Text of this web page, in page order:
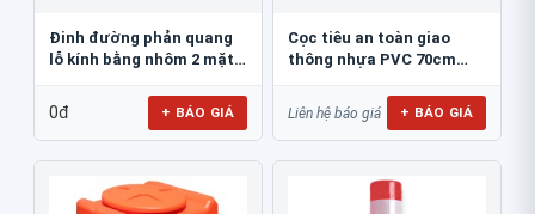
Đinh đường phản quang
lỗ kính bằng nhôm 2 mặt
0đ + BÁO GIÁ
Cọc tiêu an toàn giao
thông nhựa PVC 70cm
Liên hệ báo giá + BÁO GIÁ